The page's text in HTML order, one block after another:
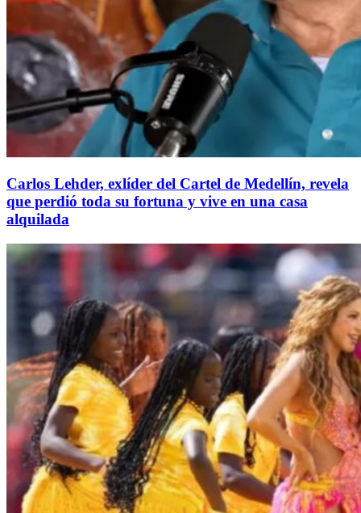
Carlos Lehder, exlíder del Cartel de Medellín, revela
que perdió toda su fortuna y vive en una casa
alquilada